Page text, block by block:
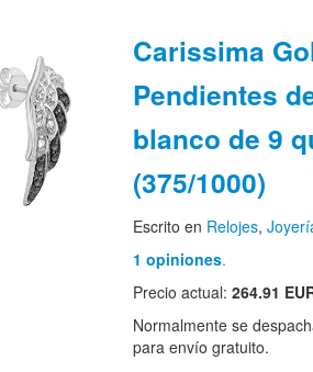
Carissima
Pendientes
blanco de 9
(375/1000)
Escrito en Relojes,
1 opiniones.
Precio actual: 264.91
Normalmente se
para envío gratuito.